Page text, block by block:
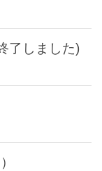
了しました)